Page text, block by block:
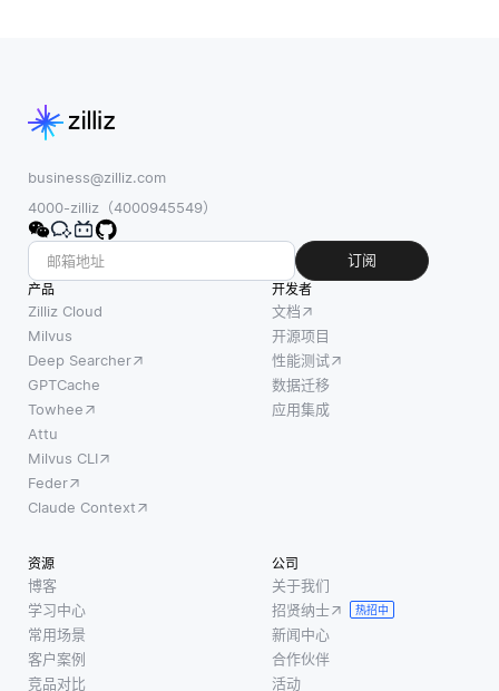
business@zilliz.com
4000-zilliz（4000945549）
订阅
产品
Zilliz Cloud
Milvus
Deep Searcher
GPTCache
Towhee
Attu
Milvus CLI
Feder
Claude Context
开发者
文档
开源项目
性能测试
数据迁移
应用集成
资源
博客
学习中心
常用场景
客户案例
竞品对比
公司
关于我们
招贤纳士
热招中
新闻中心
合作伙伴
活动